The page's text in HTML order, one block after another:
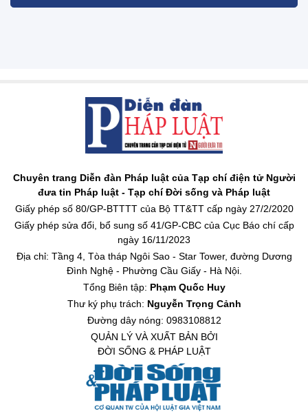
Chuyên trang Diễn đàn Pháp luật của Tạp chí điện tử Người
đưa tin Pháp luật - Tạp chí Đời sống và Pháp luật
Giấy phép số 80/GP-BTTTT của Bộ TT&TT cấp ngày 27/2/2020
Giấy phép sửa đổi, bổ sung số 41/GP-CBC của Cục Báo chí cấp
ngày 16/11/2023
Địa chỉ: Tầng 4, Tòa tháp Ngôi Sao - Star Tower, đường Dương
Đình Nghệ - Phường Cầu Giấy - Hà Nội.
Tổng Biên tập: Phạm Quốc Huy
Thư ký phụ trách: Nguyễn Trọng Cảnh
Đường dây nóng: 0983108812
QUẢN LÝ VÀ XUẤT BẢN BỞI
ĐỜI SỐNG & PHÁP LUẬT